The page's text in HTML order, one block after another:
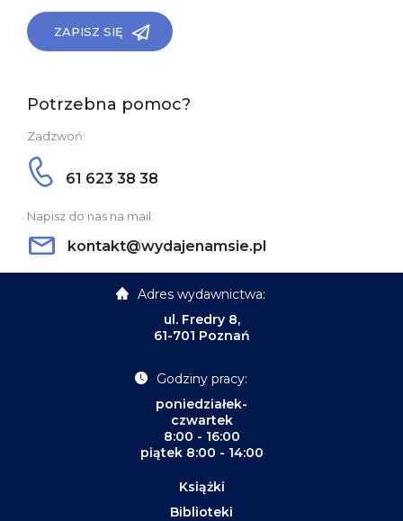
ZAPISZ SIĘ
Potrzebna pomoc?
Zadzwoń:
61 623 38 38
Napisz do nas na mail:
kontakt@wydajenamsie.pl
Adres wydawnictwa:
ul. Fredry 8,
61-701 Poznań
Godziny pracy:
poniedziałek-
czwartek
8:00 - 16:00
piątek 8:00 - 14:00
Książki
Biblioteki